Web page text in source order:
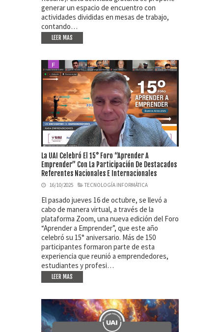
generar un espacio de encuentro con
actividades divididas en mesas de trabajo,
contando…
LEER MAS
La UAI Celebró El 15° Foro “Aprender A
Emprender” Con La Participación De Destacados
Referentes Nacionales E Internacionales
16/10/2025 TECNOLOGÍA INFORMÁTICA
El pasado jueves 16 de octubre, se llevó a
cabo de manera virtual, a través de la
plataforma Zoom, una nueva edición del Foro
“Aprender a Emprender”, que este año
celebró su 15° aniversario. Más de 150
participantes formaron parte de esta
experiencia que reunió a emprendedores,
estudiantes y profesi…
LEER MAS